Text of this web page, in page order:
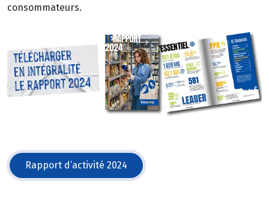
consommateurs.
Rapport d’activité 2024
(s'ouvre dans une nouvelle fenêtre)